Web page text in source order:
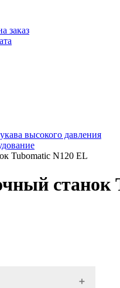
заказ
высокого давления
Tubomatic N120 EL
станок